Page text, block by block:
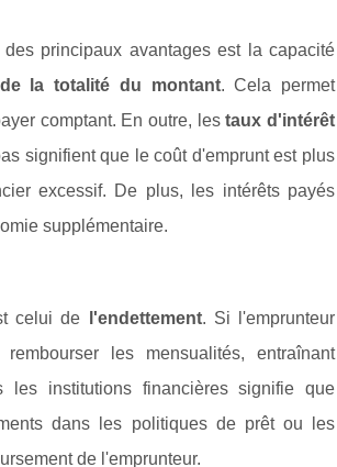
principaux avantages est la capacité
la totalité du montant. Cela permet
comptant. En outre, lestaux d'intérêt
signifient que le coût d'emprunt est plus
excessif. De plus, les intérêts payés
supplémentaire.
celui de l'endettement. Si l'emprunteur
les mensualités, entraînant
institutions financières signifie que
dans les politiques de prêt ou les
de l'emprunteur.